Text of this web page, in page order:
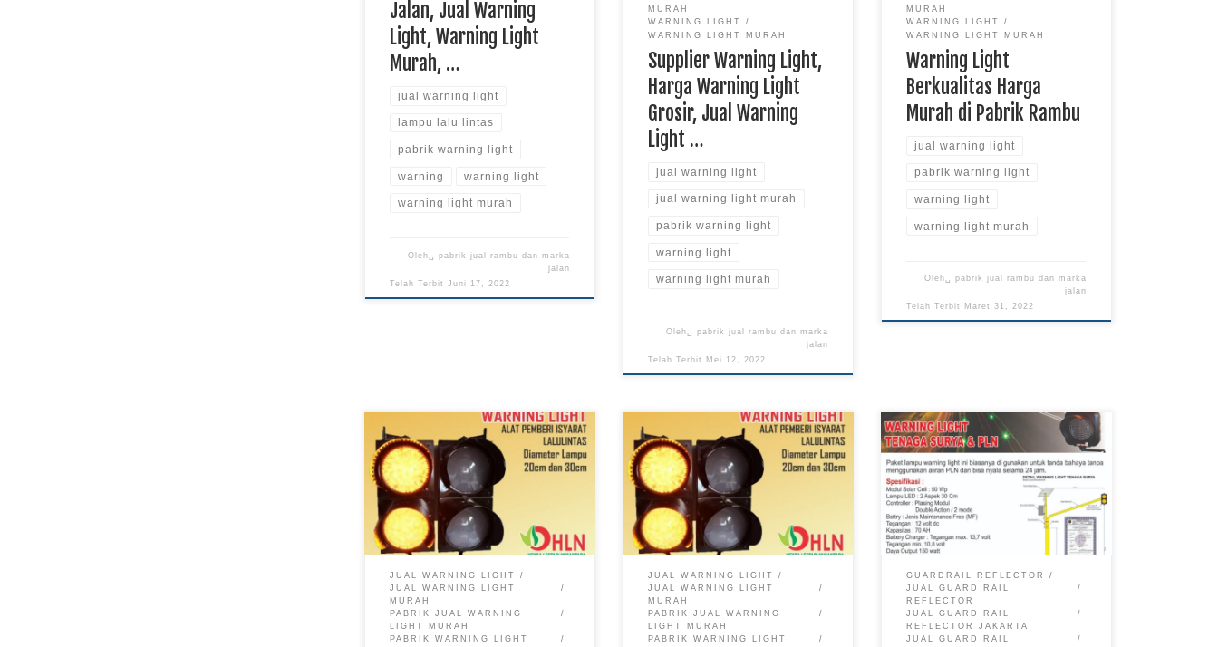
Jalan, Jual Warning
Light, Warning Light
Murah, …
jual warning light
lampu lalu lintas
pabrik warning light
warning warning light
warning light murah
Oleh␣ pabrik jual rambu dan marka
jalan
Telah TerbitJuni 17, 2022
MURAH
WARNING LIGHT
WARNING LIGHT MURAH
Supplier Warning Light,
Harga Warning Light
Grosir, Jual Warning
Light …
jual warning light
jual warning light murah
pabrik warning light
warning light
warning light murah
Oleh␣ pabrik jual rambu dan marka
jalan
Telah Terbit Mei 12, 2022
MURAH
WARNING LIGHT
WARNING LIGHT MURAH
Warning Light
Berkualitas Harga
Murah di Pabrik Rambu
jual warning light
pabrik warning light
warning light
warning light murah
Oleh␣ pabrik jual rambu dan marka
jalan
Telah Terbit Maret 31, 2022
JUAL WARNING LIGHT
JUAL WARNING LIGHT
MURAH
PABRIK JUAL WARNING
LIGHT MURAH
PABRIK WARNING LIGHT
JUAL WARNING LIGHT
JUAL WARNING LIGHT
MURAH
PABRIK JUAL WARNING
LIGHT MURAH
PABRIK WARNING LIGHT
GUARDRAIL REFLECTOR
JUAL GUARD RAIL
REFLECTOR
JUAL GUARD RAIL
REFLECTOR JAKARTA
JUAL GUARD RAIL